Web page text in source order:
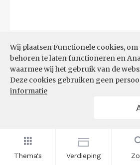
Thema's Verdieping
Wij plaatsen Functionele cookies,
behoren te laten functioneren en
waarmee wij het gebruik van de
Deze cookies gebruiken geen
informatie
TOP 10 REGIO'S MET
AANDEEL TEKORT AAN
ARBEIDSKRACHTEN